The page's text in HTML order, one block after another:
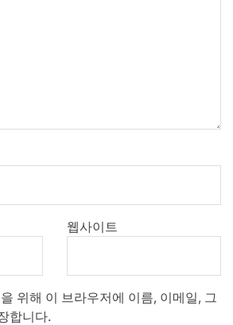
웹사이트
위해 이 브라우저에 이름, 이메일, 그
합니다.